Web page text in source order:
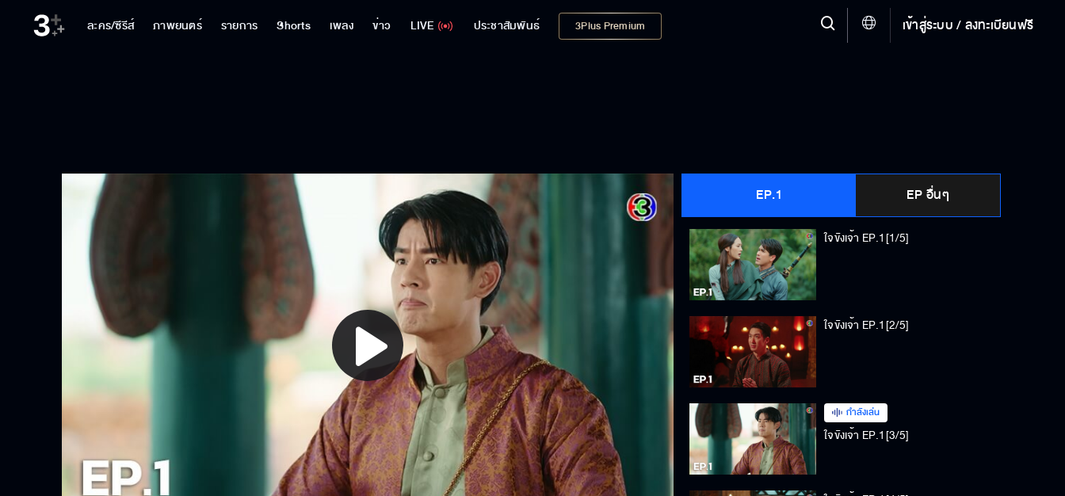
ละคร/ซีรีส์ ภาพยนตร์ รายการ Shorts เพลง ข่าว LIVE ประชาสัมพันธ์ 3Plus Premium เข้าสู่ระบบ / ลงทะเบียนฟรี
Play
Video
EP.1 EP อื่นๆ
ใจขังเจ้า EP.1[1/5]
ใจขังเจ้า EP.1[2/5]
กำลังเล่น
ใจขังเจ้า EP.1[3/5]